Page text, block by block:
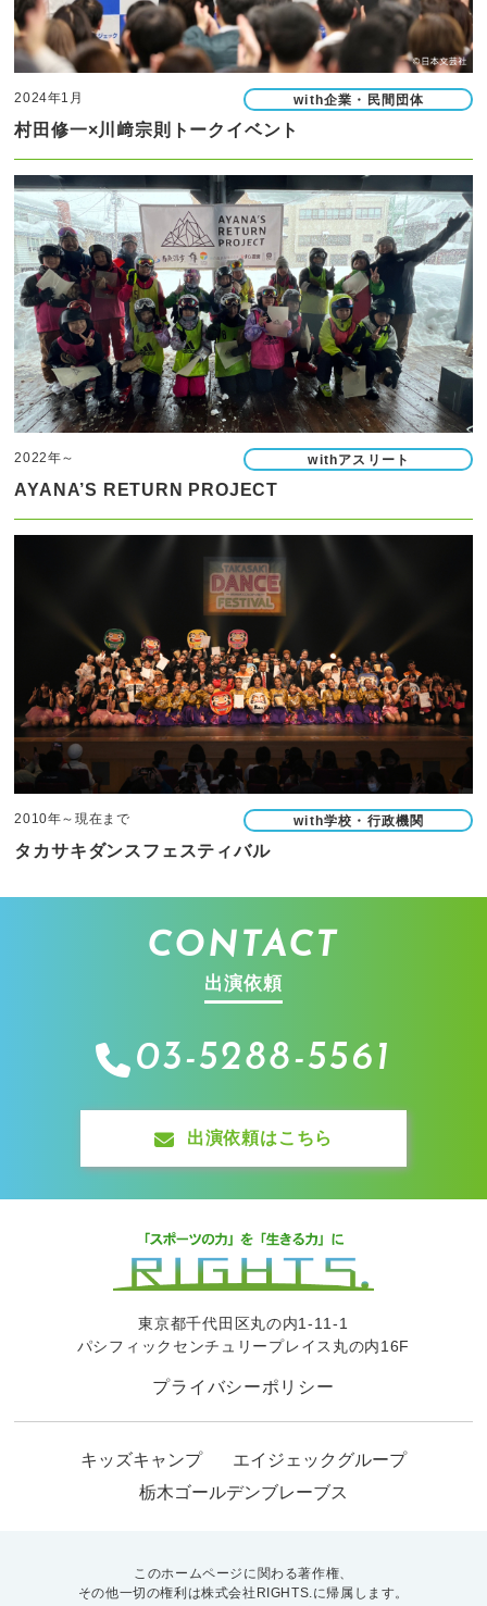
2024年1月 with企業・民間団体
村田修一×川﨑宗則トークイベント
2022年～ withアスリート
AYANA’S RETURN PROJECT
2010年～現在まで with学校・行政機関
タカサキダンスフェスティバル
CONTACT
出演依頼
03-5288-5561
出演依頼はこちら
東京都千代田区丸の内1-11-1
パシフィックセンチュリープレイス丸の内16F
プライバシーポリシー
キッズキャンプ
エイジェックグループ
栃木ゴールデンブレーブス
このホームページに関わる著作権、
その他一切の権利は株式会社RIGHTS.に帰属します。